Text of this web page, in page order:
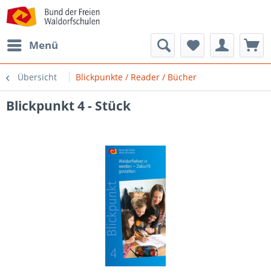
Menü
Übersicht Blickpunkte / Reader / Bücher
Blickpunkt 4 - Stück